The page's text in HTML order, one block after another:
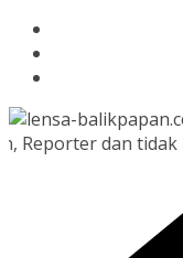
dan tidak bisa